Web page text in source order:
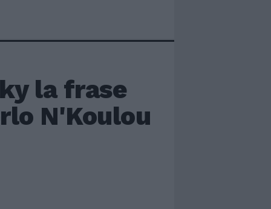
la frase
N'Koulou